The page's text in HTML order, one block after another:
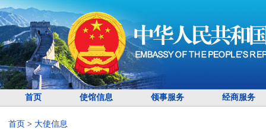
首页 使馆信息 领事服务 经商服务
首页 > 大使信息